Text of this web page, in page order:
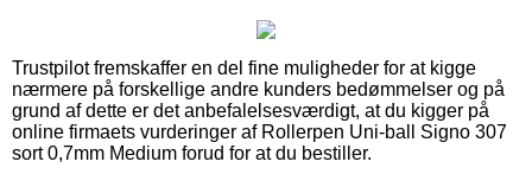
Trustpilot fremskaffer en del fine muligheder for at kigge
nærmere på forskellige andre kunders bedømmelser og på
grund af dette er det anbefalelsesværdigt, at du kigger på
online firmaets vurderinger af Rollerpen Uni-ball Signo 307
sort 0,7mm Medium forud for at du bestiller.